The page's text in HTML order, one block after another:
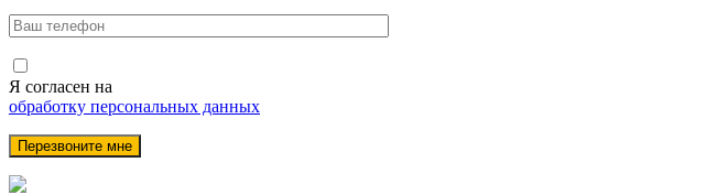
Я согласен на
обработку персональных данных